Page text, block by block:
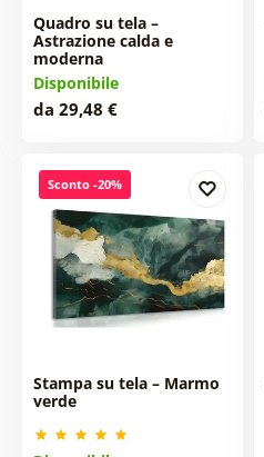
Quadro su tela –
Astrazione calda e
moderna
Disponibile
da 29,48 €
Sconto -20%
Stampa su tela – Marmo
verde